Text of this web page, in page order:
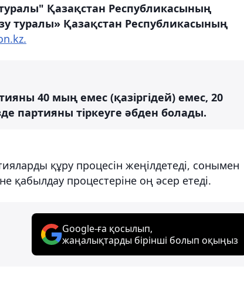
Қазақстан Республикасының
туралы» Қазақстан Республикасының
40 мың емес (қазіргідей) емес, 20
партияны тіркеуге әбден болады.
құру процесін жеңілдетеді, сонымен
қабылдау процестеріне оң әсер етеді.
Google-ға қосылып,
жаңалықтарды бірінші болып оқыңыз